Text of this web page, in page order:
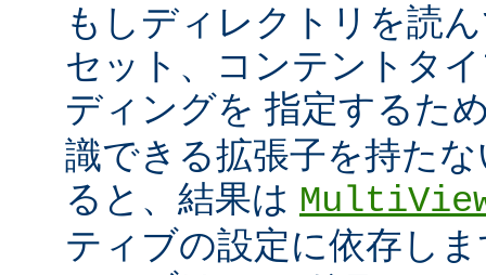
もしディレクトリを読
セット、コンテントタ
ディングを 指定するた
識できる拡張子を持た
ると、結果は
ティブの設定に依存し